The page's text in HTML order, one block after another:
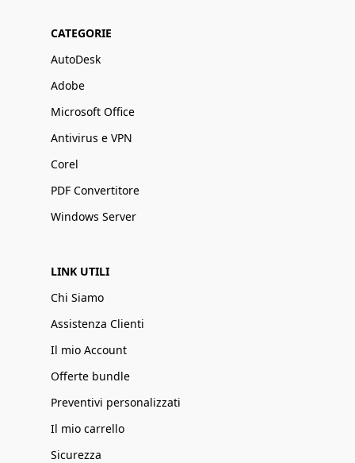
CATEGORIE
AutoDesk
Adobe
Microsoft Office
Antivirus e VPN
Corel
PDF Convertitore
Windows Server
LINK UTILI
Chi Siamo
Assistenza Clienti
Il mio Account
Offerte bundle
Preventivi personalizzati
Il mio carrello
Sicurezza